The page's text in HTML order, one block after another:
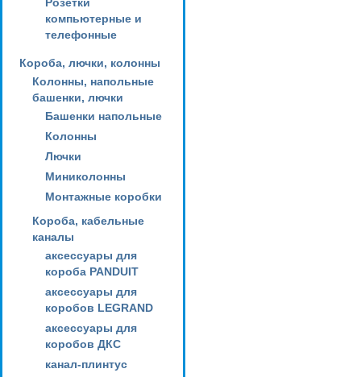
компьютерные и
телефонные
Короба, лючки, колонны
Колонны, напольные
башенки, лючки
Башенки напольные
Колонны
Лючки
Миниколонны
Монтажные коробки
Короба, кабельные
каналы
аксессуары для
короба PANDUIT
аксессуары для
коробов LEGRAND
аксессуары для
коробов ДКС
канал-плинтус